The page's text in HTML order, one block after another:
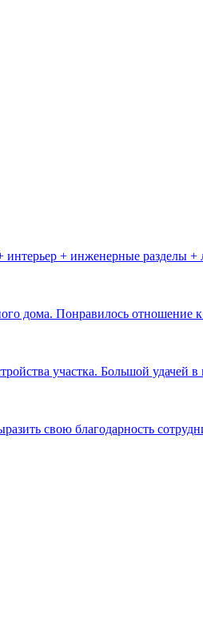
+ инженерные разделы
дома. Понравилось отношение
участка. Большой
свою благодарность